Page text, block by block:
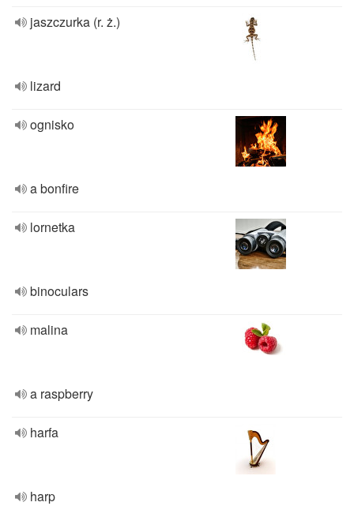
jaszczurka (r. ż.)
lizard
ognisko
a bonfire
lornetka
binoculars
malina
a raspberry
harfa
harp